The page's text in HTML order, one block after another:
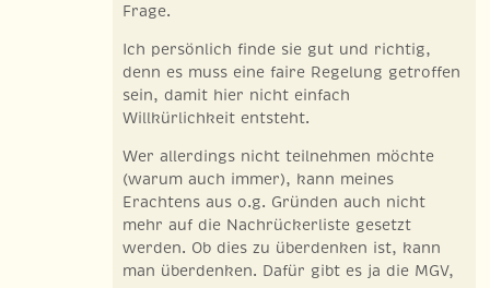
Frage.
Ich persönlich finde sie gut und richtig,
denn es muss eine faire Regelung getroffen
sein, damit hier nicht einfach
Willkürlichkeit entsteht.
Wer allerdings nicht teilnehmen möchte
(warum auch immer), kann meines
Erachtens aus o.g. Gründen auch nicht
mehr auf die Nachrückerliste gesetzt
werden. Ob dies zu überdenken ist, kann
man überdenken. Dafür gibt es ja die MGV,